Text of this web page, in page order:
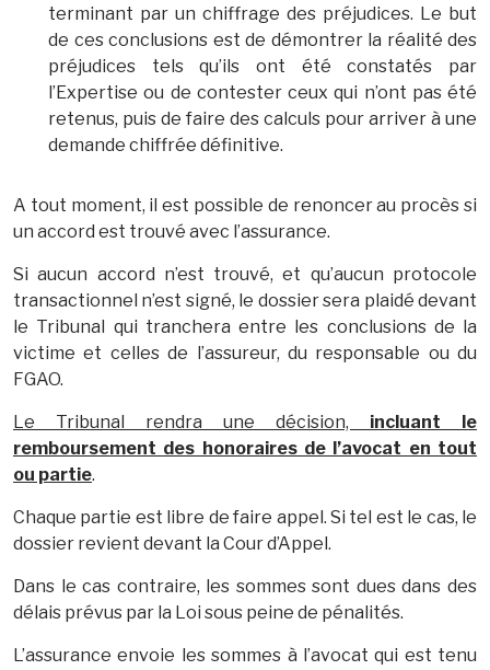
terminant par un chiffrage des préjudices. Le but
de ces conclusions est de démontrer la réalité des
préjudices tels qu’ils ont été constatés par
l’Expertise ou de contester ceux qui n’ont pas été
retenus, puis de faire des calculs pour arriver à une
demande chiffrée définitive.
A tout moment, il est possible de renoncer au procès si
un accord est trouvé avec l’assurance.
Si aucun accord n’est trouvé, et qu’aucun protocole
transactionnel n’est signé, le dossier sera plaidé devant
le Tribunal qui tranchera entre les conclusions de la
victime et celles de l’assureur, du responsable ou du
FGAO.
Le Tribunal rendra une décision, incluant le
remboursement des honoraires de l’avocat en tout
ou partie.
Chaque partie est libre de faire appel. Si tel est le cas, le
dossier revient devant la Cour d’Appel.
Dans le cas contraire, les sommes sont dues dans des
délais prévus par la Loi sous peine de pénalités.
L’assurance envoie les sommes à l’avocat qui est tenu